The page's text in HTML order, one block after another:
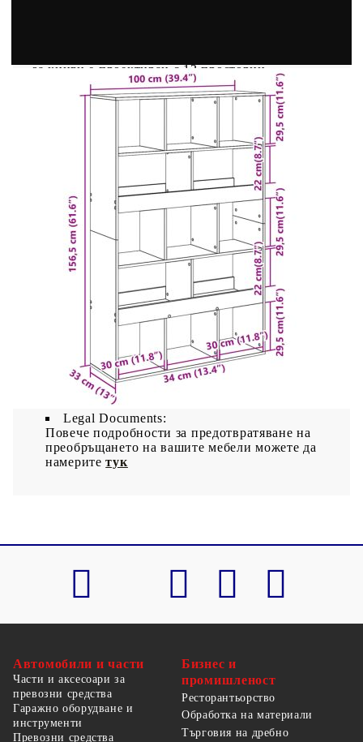
за книги е проектиран с 13 просторни
отделения, предлагащи достатъчно място за
съхранение на вашите списания, книги, DVD
дискове, мултимедийни устройства и други
декоративни елементи добре организирани и на
достъпно място.Универсален рафт: Етажерката
за книги може да служи и като разделител на
стая, което я прави перфектен избор за вашето
жилищно пространство.Лесна за почистване
повърхност: Библиотеката се почиства лесно с
влажна кърпа.Внимание:За да предотвратите
преобръщане, този продукт трябва да се
използва с анкер за закрепване към стена (не е
предоставено).
Материал: Инженерно дърво
Размери: 100 x 33 x 156,5 см (Ш x Д x В)
Необходим е монтаж
Legal Documents:
Повече подробности за предотвратяване на
преобръщането на вашите мебели можете да
намеритетук
Автомобили и части
Части и аксесоари за
превозни средства
Гаражно оборудване и
инструменти
Превозни средства
Бизнес и
промишленост
Ресторантьорство
Обработка на материали
Търговия на дребно